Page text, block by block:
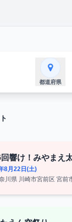
都道府県
響け！みやまえ
8月22日(土)
川県 川崎市宮前区 宮前